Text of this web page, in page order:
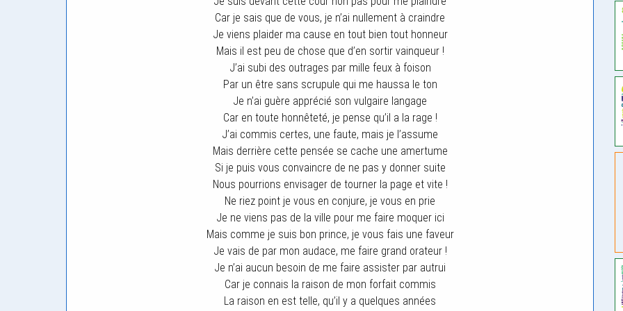
Car je sais que de vous, je n’ai nullement à craindre
Je viens plaider ma cause en tout bien tout honneur
Mais il est peu de chose que d’en sortir vainqueur !
J’ai subi des outrages par mille feux à foison
Par un être sans scrupule qui me haussa le ton
Je n’ai guère apprécié son vulgaire langage
Car en toute honnêteté, je pense qu’il a la rage !
J’ai commis certes, une faute, mais je l’assume
Mais derrière cette pensée se cache une amertume
Si je puis vous convaincre de ne pas y donner suite
Nous pourrions envisager de tourner la page et vite !
Ne riez point je vous en conjure, je vous en prie
Je ne viens pas de la ville pour me faire moquer ici
Mais comme je suis bon prince, je vous fais une faveur
Je vais de par mon audace, me faire grand orateur !
Je n’ai aucun besoin de me faire assister par autrui
Car je connais la raison de mon forfait commis
La raison en est telle, qu’il y a quelques années